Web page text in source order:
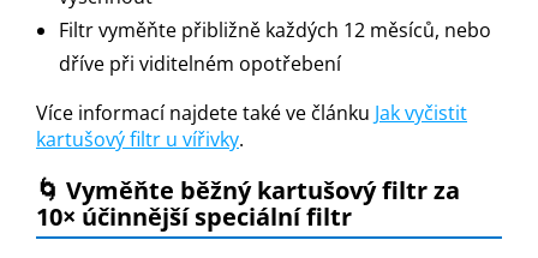
Filtr vyměňte přibližně každých 12 měsíců, nebo
dříve při viditelném opotřebení
Více informací najdete také ve článku Jak vyčistit
kartušový filtr u vířivky.
🌀 Vyměňte běžný kartušový filtr za
10× účinnější speciální filtr